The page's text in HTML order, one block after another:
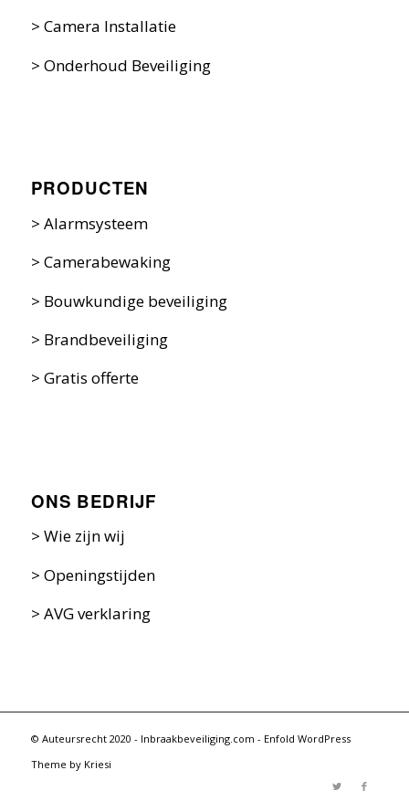
> Camera Installatie
> Onderhoud Beveiliging
PRODUCTEN
> Alarmsysteem
> Camerabewaking
> Bouwkundige beveiliging
> Brandbeveiliging
> Gratis offerte
ONS BEDRIJF
> Wie zijn wij
> Openingstijden
> AVG verklaring
© Auteursrecht 2020 - Inbraakbeveiliging.com - Enfold WordPress
Theme by Kriesi